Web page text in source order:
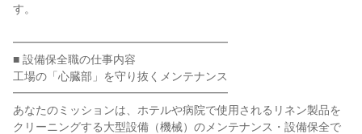
す。
━━━━━━━━━━━━━━━━━━━
■ 設備保全職の仕事内容
工場の「心臓部」を守り抜くメンテナンス
━━━━━━━━━━━━━━━━━━━
あなたのミッションは、ホテルや病院で使用されるリネン製品を
クリーニングする大型設備（機械）のメンテナンス・設備保全で